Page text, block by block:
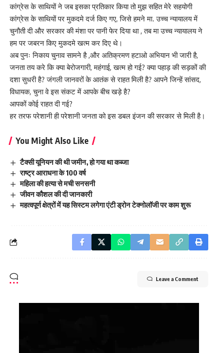
कांग्रेस के साथियों ने जब इसका प्रतिकार किया तो मुझ सहित मेरे सहयोगी
कांग्रेस के साथियों पर मुकदमे दर्ज किए गए, जिसे हमने मा. उच्च न्यायालय में
चुनौती दी और सरकार की मंशा पर पानी फेर दिया था , तब मा उच्च न्यायालय ने
हम पर जबरन किए मुकदमे खत्म कर दिए थे।
अब पुनः निकाय चुनाव सामने है ,और अतिक्रमण हटाओ अभियान भी जारी है,
जनता तय करे कि क्या बेरोजगारी, महंगाई, खत्म हो गई? क्या पहाड़ की सड़कों की
दशा सुधरी है? जंगली जानवरों के आतंक से राहत मिली है? आपने जिन्हें सांसद,
विधायक, चुना वे इस संकट में आपके बीच खड़े है?
आपकों कोई राहत दी गई?
हर तरफ परेशानी ही परेशानी जनता को इस डबल इंजन की सरकार से मिली है।
You Might Also Like
टैक्सी यूनियन की थी जमीन, हो गया था कब्जा
राष्ट्र आराधना के 100 वर्ष
महिला की हत्या से मची सनसनी
जीवन कौशल की दी जानकारी
महत्वपूर्ण क्षेत्रों में यह सिस्टम लगेगा एंटी ड्रोन टेक्नोलॉजी पर काम शुरू
Leave a Comment